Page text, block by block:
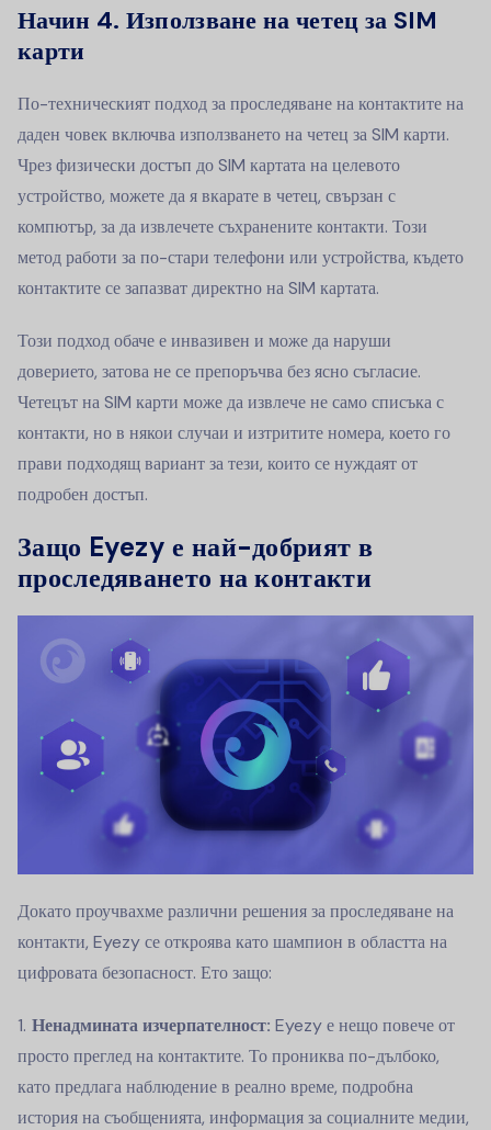
Начин 4. Използване на четец за SIM
карти
По-техническият подход за проследяване на контактите на
даден човек включва използването на четец за SIM карти.
Чрез физически достъп до SIM картата на целевото
устройство, можете да я вкарате в четец, свързан с
компютър, за да извлечете съхранените контакти. Този
метод работи за по-стари телефони или устройства, където
контактите се запазват директно на SIM картата.
Този подход обаче е инвазивен и може да наруши
доверието, затова не се препоръчва без ясно съгласие.
Четецът на SIM карти може да извлече не само списъка с
контакти, но в някои случаи и изтритите номера, което го
прави подходящ вариант за тези, които се нуждаят от
подробен достъп.
Защо Eyezy е най-добрият в
проследяването на контакти
Докато проучвахме различни решения за проследяване на
контакти, Eyezy се откроява като шампион в областта на
цифровата безопасност. Ето защо:
Ненадмината изчерпателност: Eyezy е нещо повече от
просто преглед на контактите. То прониква по-дълбоко,
като предлага наблюдение в реално време, подробна
история на съобщенията, информация за социалните медии,